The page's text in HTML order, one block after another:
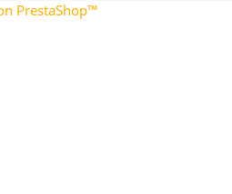
PrestaShop™